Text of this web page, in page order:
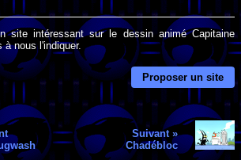
site intéressant sur le dessin animé Capitaine
nous l'indiquer.
Proposer un site
Suivant »
Chadébloc